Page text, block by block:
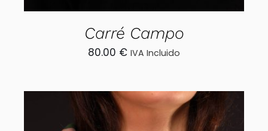
Carré Campo
80.00 € IVA Incluido